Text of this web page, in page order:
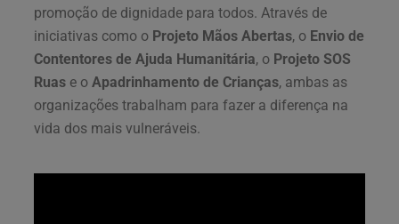
promoção de dignidade para todos. Através de
iniciativas como o Projeto Mãos Abertas, o Envio de
Contentores de Ajuda Humanitária, o Projeto SOS
Ruas e o Apadrinhamento de Crianças, ambas as
organizações trabalham para fazer a diferença na
vida dos mais vulneráveis.